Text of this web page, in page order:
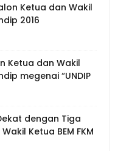
Ketua dan Wakil
2016
Ketua dan Wakil
megenai “UNDIP
dengan Tiga
Ketua BEM FKM